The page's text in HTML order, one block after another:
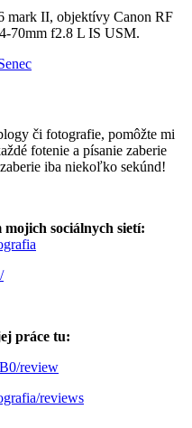
mark II, objektívy Canon RF
70mm f2.8 L IS USM.
či fotografie, pomôžte mi
fotenie a písanie zaberie
iba niekoľko sekúnd!
sociálnych sietí:
práce tu:
review
reviews